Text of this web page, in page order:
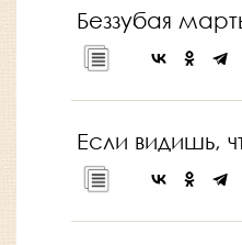
Беззубая
Если видишь,